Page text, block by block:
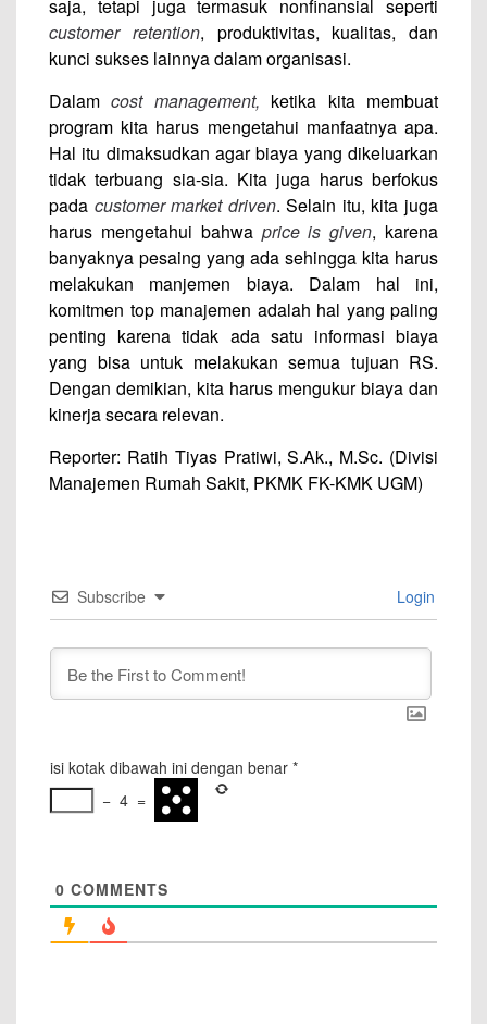
saja, tetapi juga termasuk nonfinansial seperti
customer retention, produktivitas, kualitas, dan
kunci sukses lainnya dalam organisasi.
Dalamcost management, ketika kita membuat
program kita harus mengetahui manfaatnya apa.
Hal itu dimaksudkan agar biaya yang dikeluarkan
tidak terbuang sia-sia. Kita juga harus berfokus
pada customer market driven. Selain itu, kita juga
harus mengetahui bahwa price is given, karena
banyaknya pesaing yang ada sehingga kita harus
melakukan manjemen biaya. Dalam hal ini,
komitmen top manajemen adalah hal yang paling
penting karena tidak ada satu informasi biaya
yang bisa untuk melakukan semua tujuan RS.
Dengan demikian, kita harus mengukur biaya dan
kinerja secara relevan.
Reporter: Ratih Tiyas Pratiwi, S.Ak., M.Sc. (Divisi
Manajemen Rumah Sakit, PKMK FK-KMK UGM)
Subscribe Login
isi kotak dibawah ini dengan benar *
− 4 =
0 COMMENTS